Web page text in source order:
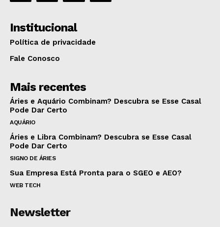
Institucional
Política de privacidade
Fale Conosco
Mais recentes
Áries e Aquário Combinam? Descubra se Esse Casal
Pode Dar Certo
AQUÁRIO
Áries e Libra Combinam? Descubra se Esse Casal
Pode Dar Certo
SIGNO DE ÁRIES
Sua Empresa Está Pronta para o SGEO e AEO?
WEB TECH
Newsletter